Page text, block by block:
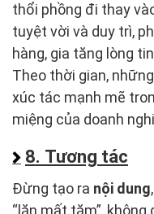
thổi phồng đi thay
tuyệt vời và duy trì,
hàng, gia tăng lòng
Theo thời gian,
xúc tác mạnh mẽ
miệng của doanh
8. Tương tác
Đừng tạo ra nội dung